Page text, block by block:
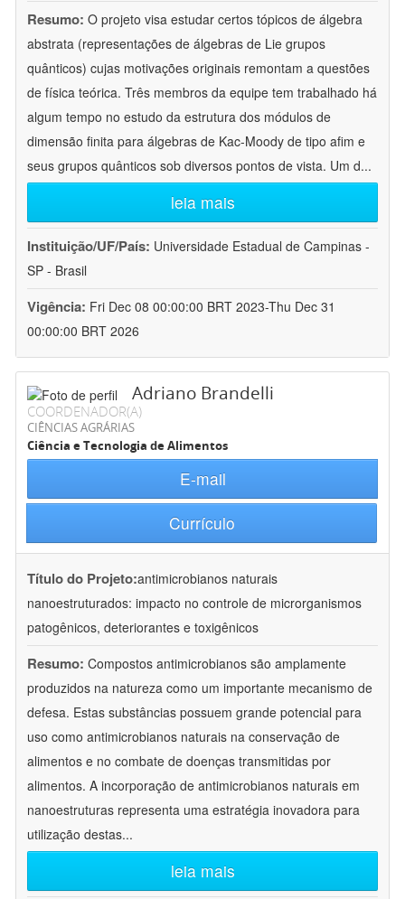
Resumo: O projeto visa estudar certos tópicos de álgebra
abstrata (representações de álgebras de Lie grupos
quânticos) cujas motivações originais remontam a questões
de física teórica. Três membros da equipe tem trabalhado há
algum tempo no estudo da estrutura dos módulos de
dimensão finita para álgebras de Kac-Moody de tipo afim e
seus grupos quânticos sob diversos pontos de vista. Um d...
leia mais
Instituição/UF/País: Universidade Estadual de Campinas -
SP - Brasil
Vigência: Fri Dec 08 00:00:00 BRT 2023-Thu Dec 31
00:00:00 BRT 2026
Adriano Brandelli
COORDENADOR(A)
CIÊNCIAS AGRÁRIAS
Ciência e Tecnologia de Alimentos
E-mail
Currículo
Título do Projeto:antimicrobianos naturais
nanoestruturados: impacto no controle de microrganismos
patogênicos, deteriorantes e toxigênicos
Resumo: Compostos antimicrobianos são amplamente
produzidos na natureza como um importante mecanismo de
defesa. Estas substâncias possuem grande potencial para
uso como antimicrobianos naturais na conservação de
alimentos e no combate de doenças transmitidas por
alimentos. A incorporação de antimicrobianos naturais em
nanoestruturas representa uma estratégia inovadora para
utilização destas...
leia mais